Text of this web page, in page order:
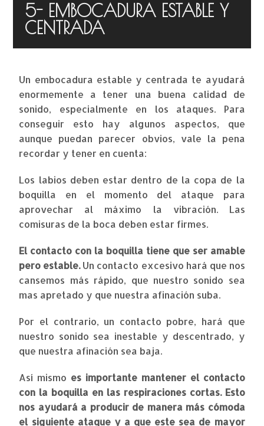
5- EMBOCADURA ESTABLE Y
CENTRADA
Un embocadura estable y centrada te ayudará
enormemente a tener una buena calidad de
sonido, especialmente en los ataques. Para
conseguir esto hay algunos aspectos, que
aunque puedan parecer obvios, vale la pena
recordar y tener en cuenta:
Los labios deben estar dentro de la copa de la
boquilla en el momento del ataque para
aprovechar al máximo la vibración. Las
comisuras de la boca deben estar firmes.
El contacto con la boquilla tiene que ser amable
pero estable.Un contacto excesivo hará que nos
cansemos más rápido, que nuestro sonido sea
mas apretado y que nuestra afinación suba.
Por el contrario, un contacto pobre, hará que
nuestro sonido sea inestable y descentrado, y
que nuestra afinación sea baja.
Así mismo es importante mantener el contacto
con la boquilla en las respiraciones cortas. Esto
nos ayudará a producir de manera más cómoda
el siguiente ataque y a que este sea de mayor